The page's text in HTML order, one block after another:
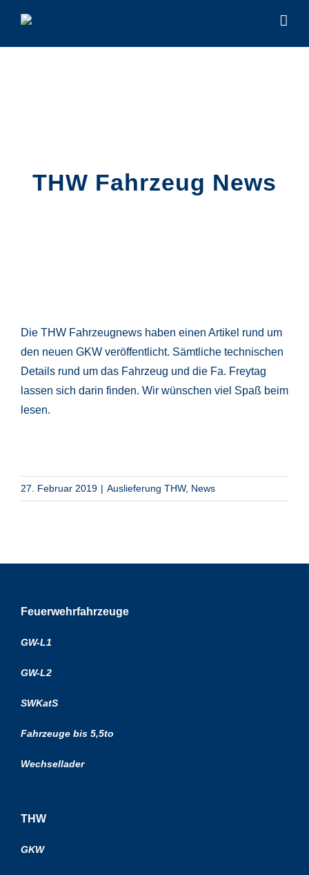
Inhalt
springen
THW Fahrzeug News
Die THW Fahrzeugnews haben einen Artikel rund um
den neuen GKW veröffentlicht. Sämtliche technischen
Details rund um das Fahrzeug und die Fa. Freytag
lassen sich darin finden. Wir wünschen viel Spaß beim
lesen.
27. Februar 2019 | Auslieferung THW, News
Feuerwehrfahrzeuge
GW-L1
GW-L2
SWKatS
Fahrzeuge bis 5,5to
Wechsellader
THW
GKW